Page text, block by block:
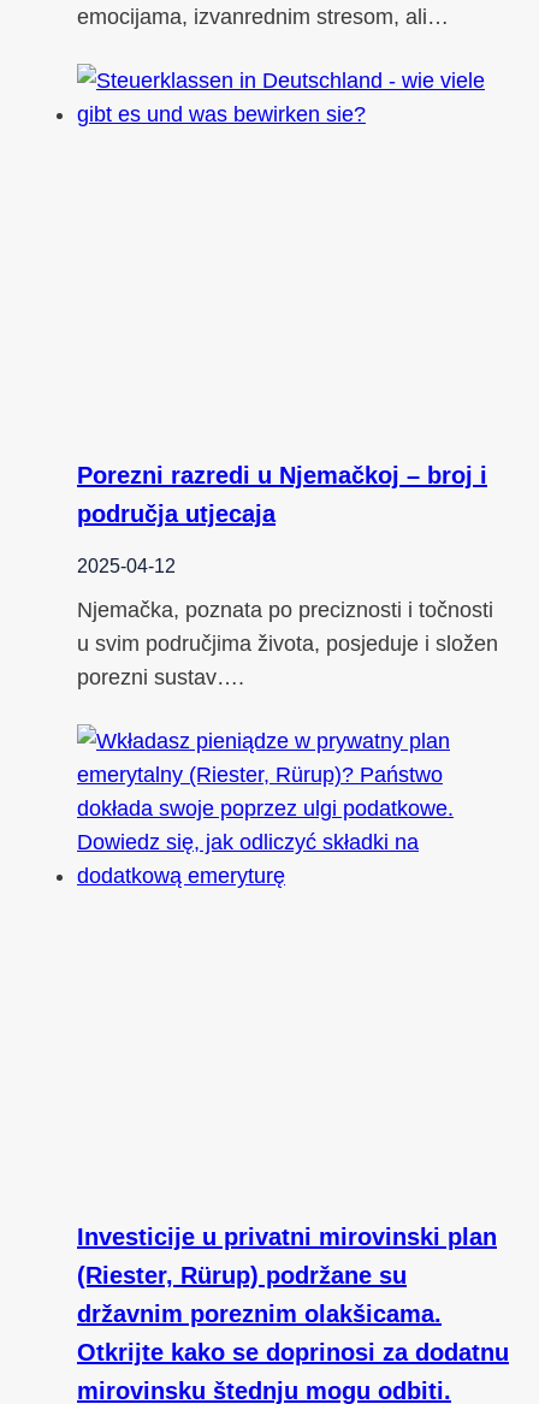
emocijama, izvanrednim stresom, ali…
Porezni razredi u Njemačkoj – broj i
područja utjecaja
2025-04-12
Njemačka, poznata po preciznosti i točnosti
u svim područjima života, posjeduje i složen
porezni sustav….
Investicije u privatni mirovinski plan
(Riester, Rürup) podržane su
državnim poreznim olakšicama.
Otkrijte kako se doprinosi za dodatnu
mirovinsku štednju mogu odbiti.